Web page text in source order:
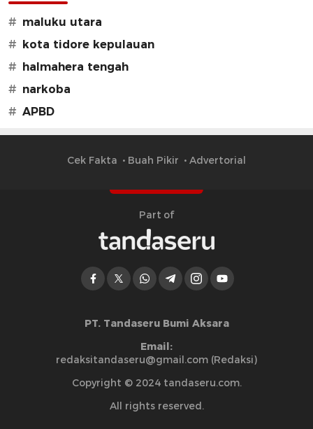
# maluku utara
# kota tidore kepulauan
# halmahera tengah
# narkoba
# APBD
Cek Fakta Buah Pikir Advertorial
Part of
PT. Tandaseru Bumi Aksara
Email:
redaksitandaseru@gmail.com (Redaksi)
Copyright © 2024 tandaseru.com.
All rights reserved.